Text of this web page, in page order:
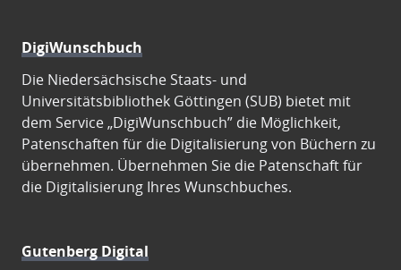
DigiWunschbuch
Die Niedersächsische Staats- und
Universitätsbibliothek Göttingen (SUB) bietet mit
dem Service „DigiWunschbuch” die Möglichkeit,
Patenschaften für die Digitalisierung von Büchern zu
übernehmen. Übernehmen Sie die Patenschaft für
die Digitalisierung Ihres Wunschbuches.
Gutenberg Digital